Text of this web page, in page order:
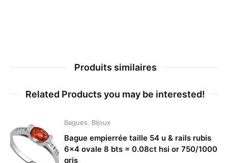
Produits similaires
Related Products you may be interested!
Bagues Bijoux
Bague empierrée taille 54 u & rails rubis
6×4 ovale 8 bts = 0.08ct hsi or 750/1000
gris